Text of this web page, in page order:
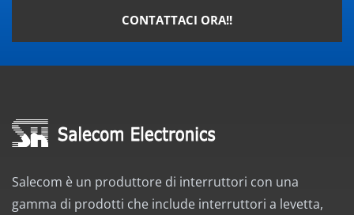
CONTATTACI ORA!!
Salecom è un produttore di interruttori con una
gamma di prodotti che include interruttori a levetta,